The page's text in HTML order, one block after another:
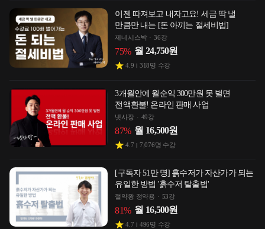
이젠 따져보고 내자고요! 세금 딱 낼
만큼만 내는 [돈 아끼는 절세비법]
제네시스박 36강
75% 월 24,750원
4.9 318명 수강
3개월안에 월순익 300만원 못 벌면
전액환불! 온라인 판매 사업
넷사장 49강
87% 월 16,500원
4.7 7,076명 수강
[구독자 51만 명] 흙수저가 자산가가 되는
유일한 방법 '흙수저 탈출법'
절약왕 정약용 53강
81% 월 16,500원
4.7 496명 수강